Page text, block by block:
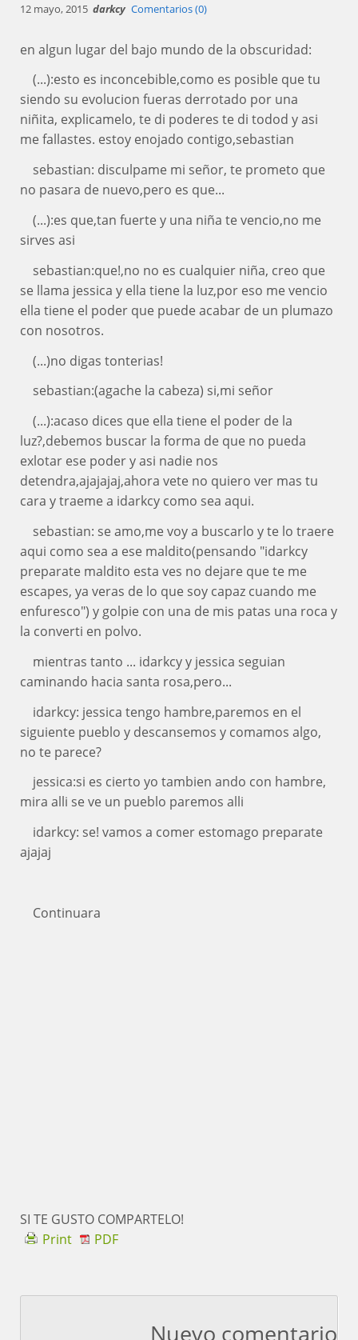
12 mayo, 2015 darkcy Comentarios (0)
en algun lugar del bajo mundo de la obscuridad:
(...):esto es inconcebible,como es posible que tu
siendo su evolucion fueras derrotado por una
niñita, explicamelo, te di poderes te di todod y asi
me fallastes. estoy enojado contigo,sebastian
sebastian: disculpame mi señor, te prometo que
no pasara de nuevo,pero es que...
(...):es que,tan fuerte y una niña te vencio,no me
sirves asi
sebastian:que!,no no es cualquier niña, creo que
se llama jessica y ella tiene la luz,por eso me vencio
ella tiene el poder que puede acabar de un plumazo
con nosotros.
(...)no digas tonterias!
sebastian:(agache la cabeza) si,mi señor
(...):acaso dices que ella tiene el poder de la
luz?,debemos buscar la forma de que no pueda
exlotar ese poder y asi nadie nos
detendra,ajajajaj,ahora vete no quiero ver mas tu
cara y traeme a idarkcy como sea aqui.
sebastian: se amo,me voy a buscarlo y te lo traere
aqui como sea a ese maldito(pensando "idarkcy
preparate maldito esta ves no dejare que te me
escapes, ya veras de lo que soy capaz cuando me
enfuresco") y golpie con una de mis patas una roca y
la converti en polvo.
mientras tanto ... idarkcy y jessica seguian
caminando hacia santa rosa,pero...
idarkcy: jessica tengo hambre,paremos en el
siguiente pueblo y descansemos y comamos algo,
no te parece?
jessica:si es cierto yo tambien ando con hambre,
mira alli se ve un pueblo paremos alli
idarkcy: se! vamos a comer estomago preparate
ajajaj
Continuara
SI TE GUSTO COMPARTELO!
Print
PDF
Nuevo comentario